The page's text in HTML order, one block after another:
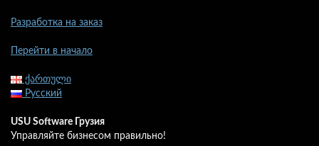
Разработка на заказ
Перейти в начало
ქართული
Русский
USU Software Грузия
Управляйте бизнесом правильно!